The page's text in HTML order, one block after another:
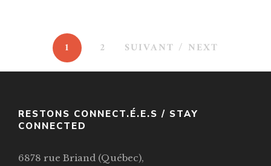
1 2 SUIVANT / NEXT
RESTONS CONNECT.É.E.S / STAY
CONNECTED
6878 rue Briand (Québec),